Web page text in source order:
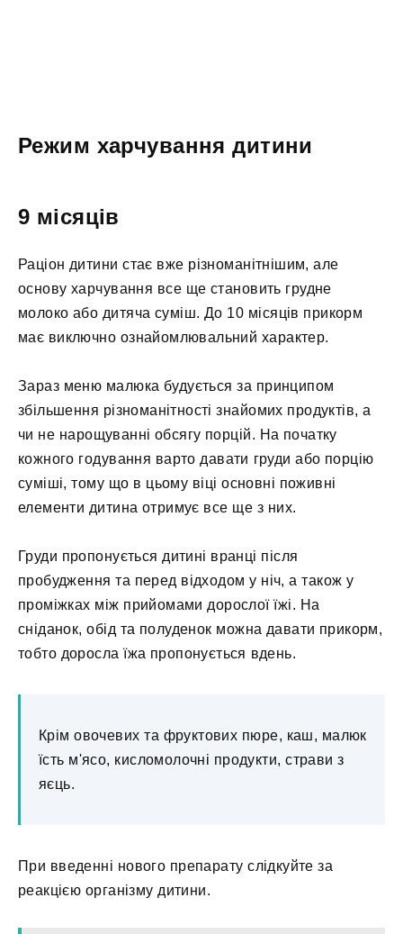
Режим харчування дитини
9 місяців
Раціон дитини стає вже різноманітнішим, але
основу харчування все ще становить грудне
молоко або дитяча суміш. До 10 місяців прикорм
має виключно ознайомлювальний характер.
Зараз меню малюка будується за принципом
збільшення різноманітності знайомих продуктів, а
чи не нарощуванні обсягу порцій. На початку
кожного годування варто давати груди або порцію
суміші, тому що в цьому віці основні поживні
елементи дитина отримує все ще з них.
Груди пропонується дитині вранці після
пробудження та перед відходом у ніч, а також у
проміжках між прийомами дорослої їжі. На
сніданок, обід та полуденок можна давати прикорм,
тобто доросла їжа пропонується вдень.
Крім овочевих та фруктових пюре, каш, малюк
їсть м'ясо, кисломолочні продукти, страви з
яєць.
При введенні нового препарату слідкуйте за
реакцією організму дитини.